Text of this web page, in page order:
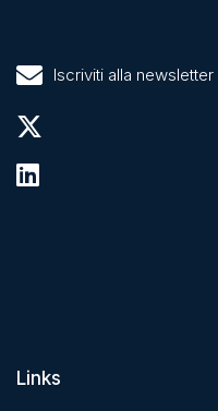
Iscriviti alla newsletter
Links